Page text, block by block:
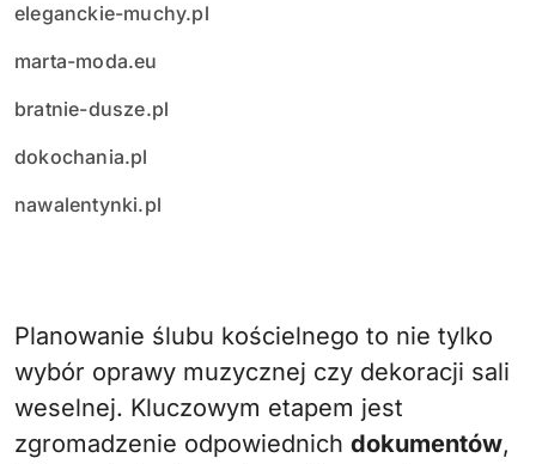
eleganckie-muchy.pl
marta-moda.eu
bratnie-dusze.pl
dokochania.pl
nawalentynki.pl
Planowanie ślubu kościelnego to nie tylko
wybór oprawy muzycznej czy dekoracji sali
weselnej. Kluczowym etapem jest
zgromadzenie odpowiednich dokumentów,